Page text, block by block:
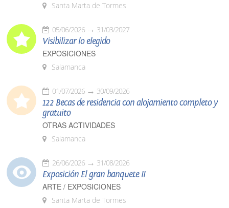
Santa Marta de Tormes
05/06/2026 31/03/2027
Visibilizar lo elegido
EXPOSICIONES
Salamanca
01/07/2026 30/09/2026
122 Becas de residencia con alojamiento completo y
gratuito
OTRAS ACTIVIDADES
Salamanca
26/06/2026 31/08/2026
Exposición El gran banquete II
ARTE / EXPOSICIONES
Santa Marta de Tormes